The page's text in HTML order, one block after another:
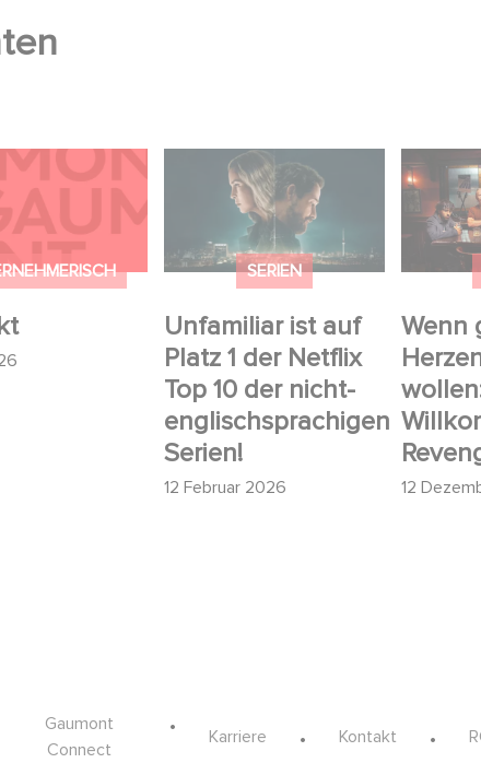
SERIEN
Unfamiliar ist auf
Platz 1 der Netflix
Top 10 der nicht-
englischsprachigen
Serien!
12 Februar 2026
Unfamiliar ist auf Platz
1 der Netflix Top 10 der
nicht-
englischsprachigen
Wenn
12
Wenn
Herzen
Gaumont
Connect
Karriere Kontakt